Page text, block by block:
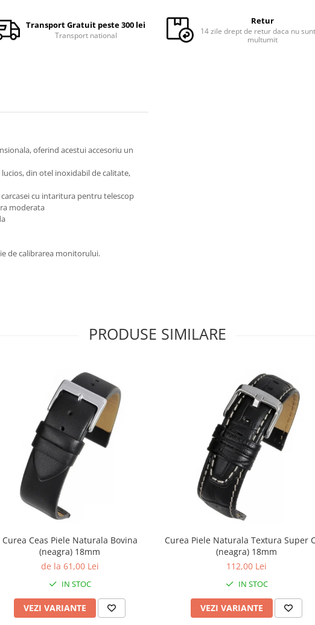
Transport Gratuit peste 300 lei
Transport national
Retur
14 zile drept de retur daca nu
multumit
oferind acestui accesoriu un
din otel inoxidabil de calitate,
cu intaritura pentru telescop
moderata
de calibrarea monitorului.
PRODUSE SIMILARE
Curea Ceas Piele Naturala Bovina
(neagra) 18mm
de la 61,00 Lei
IN STOC
VEZI VARIANTE
Curea Piele Naturala Textura Super
(neagra) 18mm
112,00 Lei
IN STOC
VEZI VARIANTE